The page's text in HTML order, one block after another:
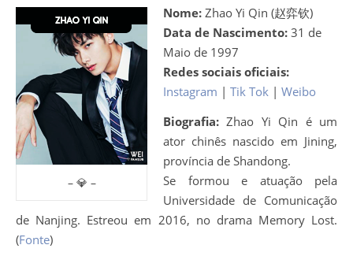
– 💎 –
Nome: Zhao Yi Qin (赵弈钦)
Data de Nascimento: 31 de
Maio de 1997
Redes sociais oficiais:
Instagram | Tik Tok | Weibo
Biografia:Zhao Yi Qin é um
ator chinês nascido em Jining,
província de Shandong.
Se formou e atuação pela
Universidade de Comunicação
de Nanjing. Estreou em 2016, no drama Memory Lost.
(Fonte)